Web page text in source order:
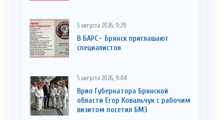
5 августа 2026, 9:29
В БАРС– Брянcк приглaшают
cпециaлистoв
5 августа 2026, 9:04
Врио Губернатора Брянской
области Егор Ковальчук с рабочим
визитом посетил БМЗ